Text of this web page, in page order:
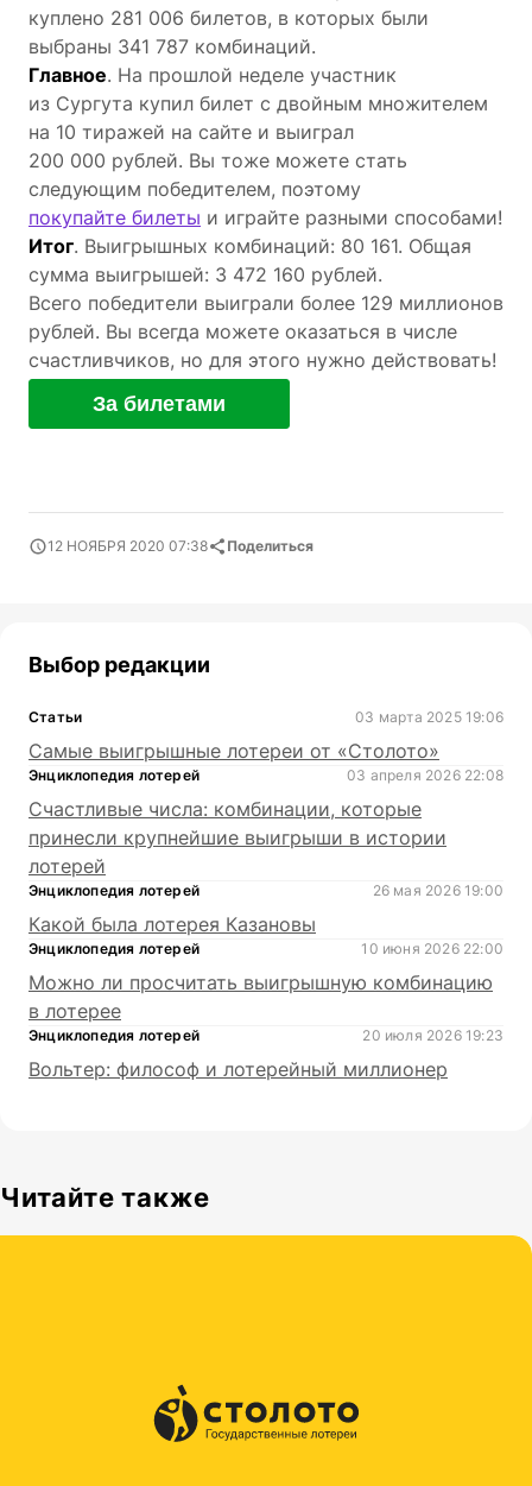
куплено 281 006 билетов, в которых были
выбраны 341 787 комбинаций.
Главное. На прошлой неделе участник
из Сургута купил билет с двойным множителем
на 10 тиражей на сайте и выиграл
200 000 рублей. Вы тоже можете стать
следующим победителем, поэтому
покупайте билеты и играйте разными способами!
Итог. Выигрышных комбинаций: 80 161. Общая
сумма выигрышей: 3 472 160 рублей.
Всего победители выиграли более 129 миллионов
рублей. Вы всегда можете оказаться в числе
счастливчиков, но для этого нужно действовать!
За билетами
12 НОЯБРЯ 2020 07:38 Поделиться
Выбор редакции
Статьи 03 марта 2025 19:06
Самые выигрышные лотереи от «Столото»
Энциклопедия лотерей 03 апреля 2026 22:08
Счастливые числа: комбинации, которые
принесли крупнейшие выигрыши в истории
лотерей
Энциклопедия лотерей 26 мая 2026 19:00
Какой была лотерея Казановы
Энциклопедия лотерей 10 июня 2026 22:00
Можно ли просчитать выигрышную комбинацию
в лотерее
Энциклопедия лотерей 20 июля 2026 19:23
Вольтер: философ и лотерейный миллионер
Читайте также